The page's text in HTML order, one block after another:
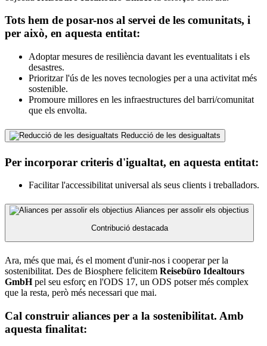
Tots hem de posar-nos al servei de les comunitats, i
per això, en aquesta entitat:
Adoptar mesures de resiliència davant les eventualitats i els
desastres.
Prioritzar l'ús de les noves tecnologies per a una activitat més
sostenible.
Promoure millores en les infraestructures del barri/comunitat
que els envolta.
Reducció de les desigualtats
Per incorporar criteris d'igualtat, en aquesta entitat:
Facilitar l'accessibilitat universal als seus clients i treballadors.
Aliances per assolir els objectius
Contribució destacada
Ara, més que mai, és el moment d'unir-nos i cooperar per la
sostenibilitat. Des de Biosphere felicitem Reisebüro Idealtours
GmbHpel seu esforç en l'ODS 17, un ODS potser més complex
que la resta, però més necessari que mai.
Cal construir aliances per a la sostenibilitat. Amb
aquesta finalitat: